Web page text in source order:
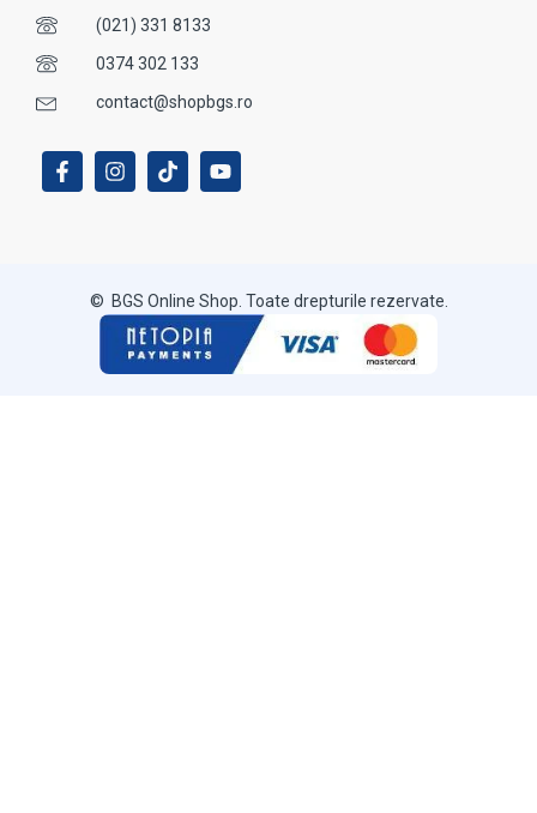
(021) 331 8133
0374 302 133
contact@shopbgs.ro
© BGS Online Shop. Toate drepturile rezervate.